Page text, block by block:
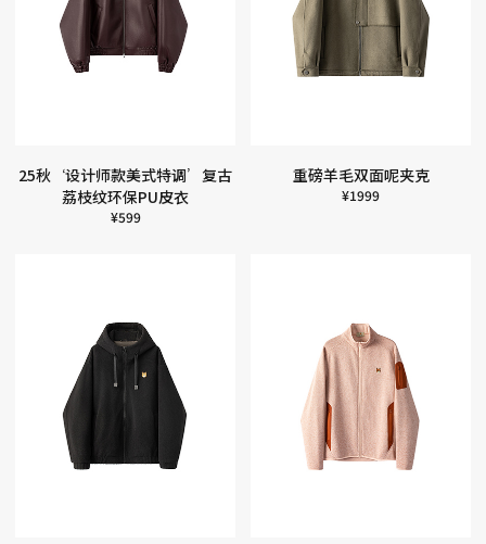
25秋‘设计师款美式特调’复古
荔枝纹环保PU皮衣
¥599
重磅羊毛双面呢夹克
¥1999